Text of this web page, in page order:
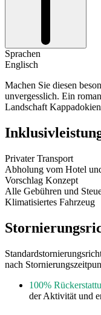
Sprachen
Englisch
Machen Sie diesen
unvergesslich. Ein
Landschaft
Privater Transport
Abholung vom Hotel
Vorschlag Konzept
Alle Gebühren und
Klimatisiertes Fahrzeug
nach
100%
der Aktivität und